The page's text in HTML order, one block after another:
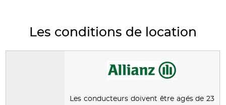
Les conditions de location
Les conducteurs doivent être agés de 23